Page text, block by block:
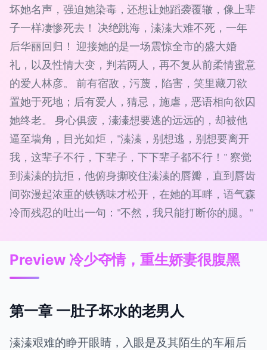
坏她名声，强迫她染毒，还想让她蹈袭覆辙，像上辈
子一样凄惨死去！ 决绝跳海，溱溱大难不死，一年
后华丽回归！ 迎接她的是一场震惊全市的盛大婚
礼，以及性情大变，判若两人，再不复从前柔情蜜意
的爱人林彦。 前有宿敌，污蔑，陷害，笑里藏刀欲
置她于死地；后有爱人，猜忌，施虐，恶语相向欲囚
她终老。 身心俱疲，溱溱想要逃的远远的，却被他
逼至墙角，目光如炬，"溱溱，别想逃，别想要离开
我，这辈子不行，下辈子，下下辈子都不行！" 察觉
到溱溱的抗拒，他俯身撕咬住溱溱的唇瓣，直到唇齿
间弥漫起浓重的铁锈味才松开，在她的耳畔，语气森
冷而残忍的吐出一句："不然，我只能打断你的腿。"
Preview 冷少夺情，重生娇妻很腹黑
第一章 一肚子坏水的老男人
溱溱艰难的睁开眼睛，入眼是及其陌生的车厢后